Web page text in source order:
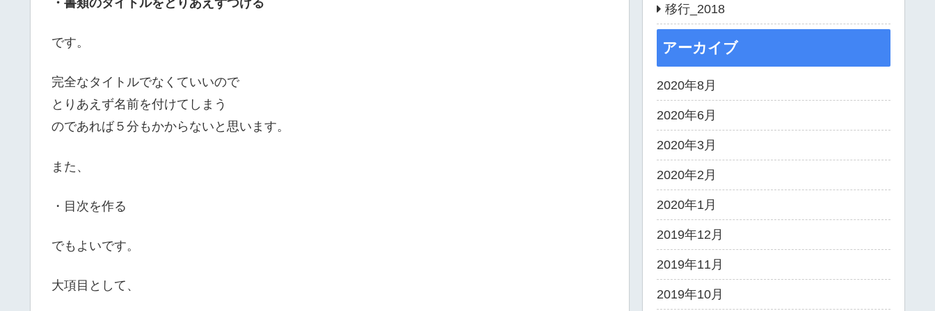
です。
完全なタイトルでなくていいので
とりあえず名前を付けてしまう
のであれば５分もかからないと思います。
また、
・目次を作る
でもよいです。
大項目として、
移行_2018
アーカイブ
2020年8月
2020年6月
2020年3月
2020年2月
2020年1月
2019年12月
2019年11月
2019年10月